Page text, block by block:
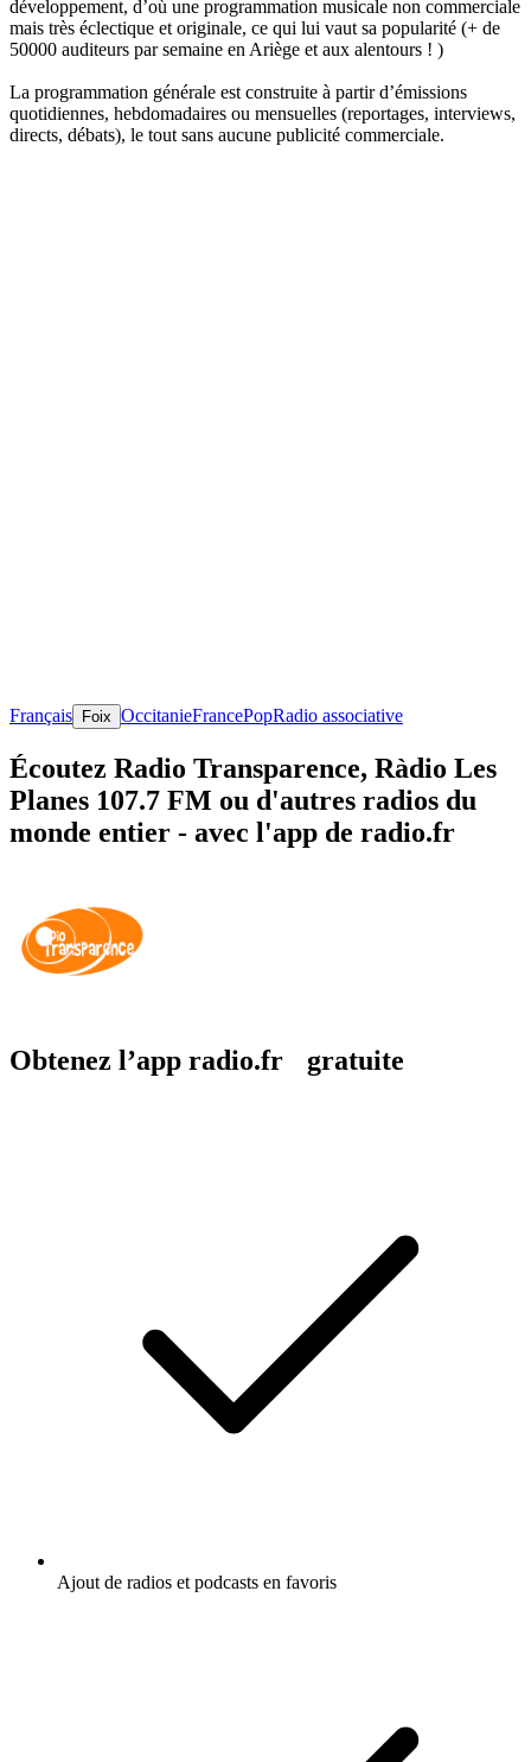
développement, d’où une programmation musicale non commerciale
mais très éclectique et originale, ce qui lui vaut sa popularité (+ de
50000 auditeurs par semaine en Ariège et aux alentours ! )
La programmation générale est construite à partir d’émissions
quotidiennes, hebdomadaires ou mensuelles (reportages, interviews,
directs, débats), le tout sans aucune publicité commerciale.
Français Foix OccitanieFrancePopRadio associative
Écoutez Radio Transparence, Ràdio Les
Planes 107.7 FM ou d'autres radios du
monde entier - avec l'app de radio.fr
Obtenez l’app radio.fr gratuite
Ajout de radios et podcasts en favoris